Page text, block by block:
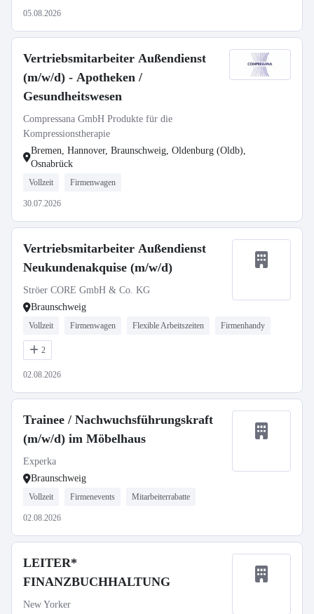
05.08.2026
Vertriebsmitarbeiter Außendienst
(m/w/d) - Apotheken /
Gesundheitswesen
Compressana GmbH Produkte für die
Kompressionstherapie
Bremen, Hannover, Braunschweig, Oldenburg (Oldb),
Osnabrück
Vollzeit Firmenwagen
30.07.2026
Vertriebsmitarbeiter Außendienst
Neukundenakquise (m/w/d)
Ströer CORE GmbH & Co. KG
Braunschweig
Vollzeit Firmenwagen Flexible Arbeitszeiten Firmenhandy
2
02.08.2026
Trainee / Nachwuchsführungskraft
(m/w/d) im Möbelhaus
Experka
Braunschweig
Vollzeit Firmenevents Mitarbeiterrabatte
02.08.2026
LEITER*
FINANZBUCHHALTUNG
New Yorker